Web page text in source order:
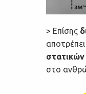
> Επίσης
στο